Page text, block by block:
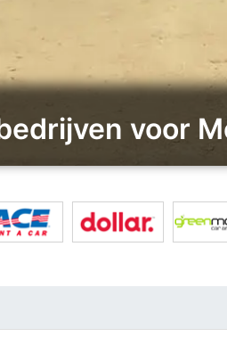
voor